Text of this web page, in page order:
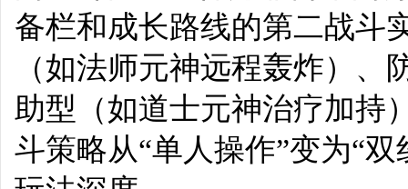
备栏和成长路线的第二战斗
（如法师元神远程轰炸）
助型（如道士元神治疗加持
斗策略从“单人操作”变为“